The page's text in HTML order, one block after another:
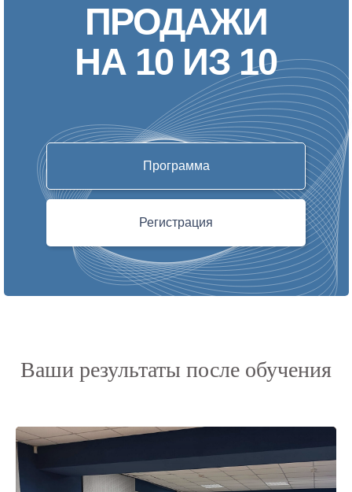
Регистрация
Программа
ПРОДАЖИ
НА 10 ИЗ 10
Ваши результаты после обучения